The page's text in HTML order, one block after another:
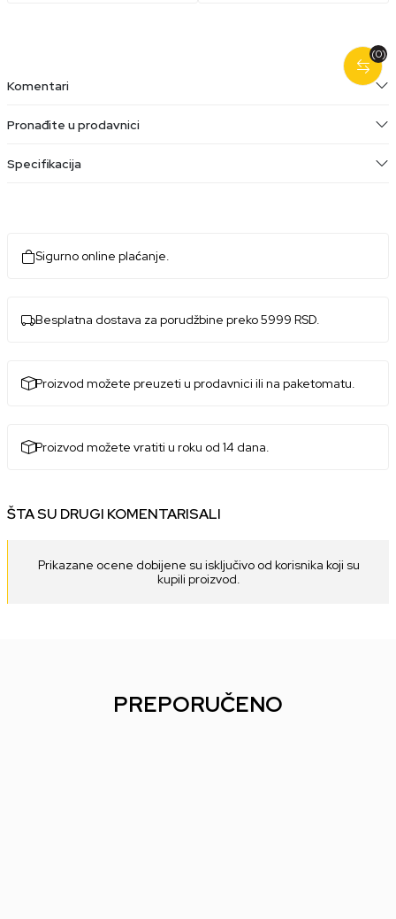
(0)
Komentari
Pronađite u prodavnici
Specifikacija
Sigurno online plaćanje.
Besplatna dostava za porudžbine preko 5999 RSD.
Proizvod možete preuzeti u prodavnici ili na paketomatu.
Proizvod možete vratiti u roku od 14 dana.
ŠTA SU DRUGI KOMENTARISALI
Prikazane ocene dobijene su isključivo od korisnika koji su
kupili proizvod.
PREPORUČENO